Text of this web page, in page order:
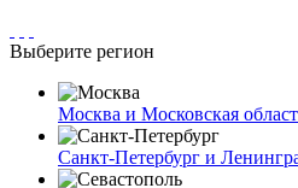
Выберите регион
Москва и Московская
Санкт-Петербург и